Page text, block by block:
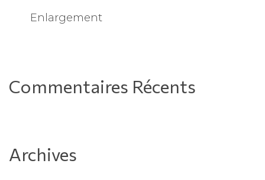
Enlargement
Commentaires Récent
Archive